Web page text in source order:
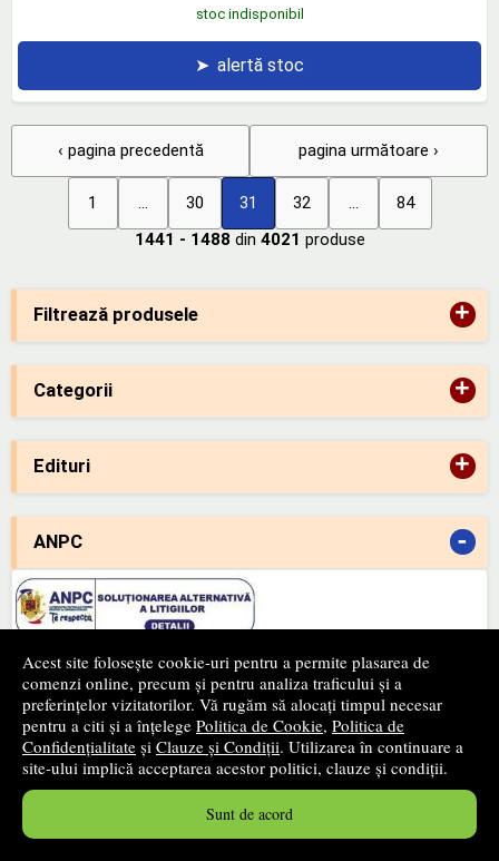
Acest site folosește cookie-uri pentru a permite plasarea de
comenzi online, precum și pentru analiza traficului și a
preferințelor vizitatorilor. Vă rugăm să alocați timpul necesar
pentru a citi și a înțelege Politica de Cookie, Politica de
Confidențialitate și Clauze și Condiții. Utilizarea în continuare a
site-ului implică acceptarea acestor politici, clauze și condiții.
Sunt de acord
Filtrează produsele +
Categorii +
Edituri +
ANPC -
SAL
stoc indisponibil
➤ alertă stoc
‹ pagina precedentă
1 30 31 32 84
pagina următoare ›
1441 - 1488 din 4021 produse